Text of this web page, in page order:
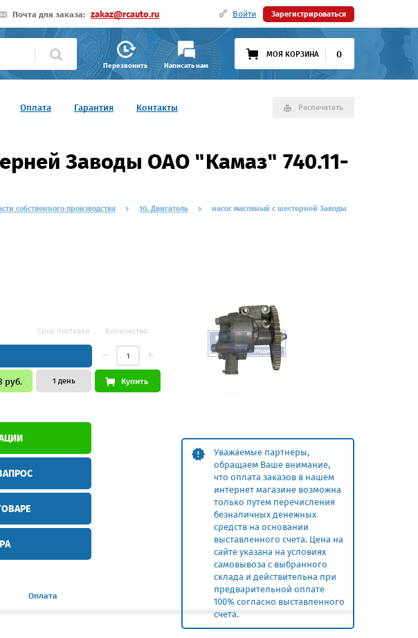
Почта для заказа: zakaz@rcauto.ru Войти Зарегистрироваться
Перезвонить Написать нам
МОЯ КОРЗИНА 0
Оплата Гарантия Контакты Распечатать
Заводы ОАО "Камаз" 740.11-
собственного производства 10. Двигатель
насос масляный с шестерней Заводы
Уважаемые партнеры,
обращаем Ваше внимание,
что оплата заказов в нашем
интернет магазине возможна
только путем перечисления
безналичных денежных
средств на основании
выставленного счета. Цена на
сайте указана на условиях
самовывоза с выбранного
склада и действительна при
предварительной оплате
100% согласно выставленного
счета.
Срок поставки Количество
руб. 1 день Купить
Оплата